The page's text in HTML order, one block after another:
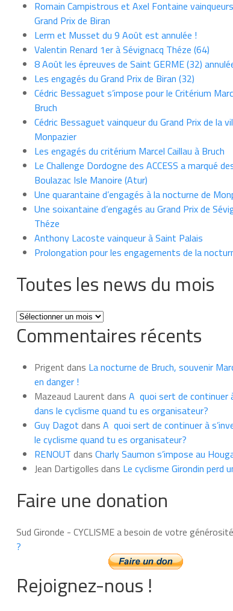
Romain Campistrous et Axel Fontaine
Grand Prix de Biran
Lerm et Musset du 9 Août est annulée !
Valentin Renard 1er à Sévignacq Théze (64)
8 Août les épreuves de Saint GERME (32)
Les engagés du Grand Prix de Biran (32)
Cédric Bessaguet s’impose pour le Critérium
Bruch
Cédric Bessaguet vainqueur du Grand Prix de la
Monpazier
Les engagés du critérium Marcel Caillau à Bruch
Le Challenge Dordogne des ACCESS a marqué
Boulazac Isle Manoire (Atur)
Une quarantaine d’engagés à la nocturne de
Une soixantaine d’engagés au Grand Prix de
Théze
Anthony Lacoste vainqueur à Saint Palais
Prolongation pour les engagements de la
Toutes les news du mois
Toutes
les
news
mois
Commentaires récents
Prigent dans La nocturne de Bruch, souvenir
en danger !
Mazeaud Laurent dans A quoi sert de continuer
dans le cyclisme quand tu es organisateur?
Guy Dagot dans A quoi sert de continuer à
le cyclisme quand tu es organisateur?
RENOUT dans Charly Saumon s’impose au
Jean Dartigolles dans Le cyclisme Girondin perd
Faire une donation
Sud Gironde - CYCLISME a besoin de votre
?
Rejoignez-nous !